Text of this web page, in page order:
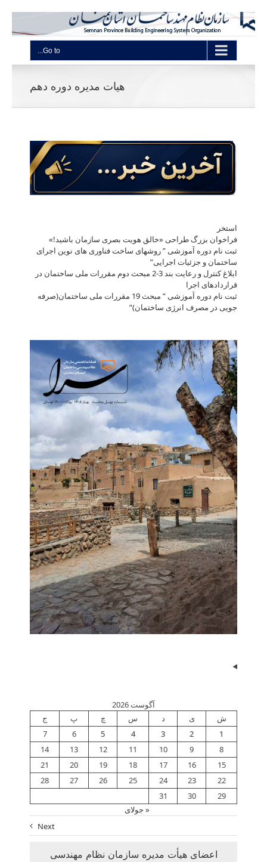
Go to...
هیات مدیره دوره دهم
استخر
فراخوان بزرگ طراحی «خالق هویت بصری سازمان باشید!»
ثبت نام دوره آموزشی ” روشهای ساخت فناوری های نوین اجرای
ساختمان و جزئیات اجرایی”
ابلاغ کنترل و رعایت بند 3-2 مبحث دوم مقررات ملی ساختمان در
قراردادهای اجرا
ثبت نام دوره آموزشی ” مبحث 19 مقررات ملی ساختمان(صرفه
جویی در مصرف انرژی ساختمان)”
آگوست 2026
ش ی د س چ پ ج
1
2
3
4
5
6
7
8
9
10
11
12
13
14
15
16
17
18
19
20
21
22
23
24
25
26
27
28
29
30
31
« جولای
Next
اعضای هیأت مدیره سازمان نظام مهندسی